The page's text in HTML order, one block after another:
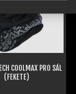
COOLMAX PRO SÁL
(FEKETE)